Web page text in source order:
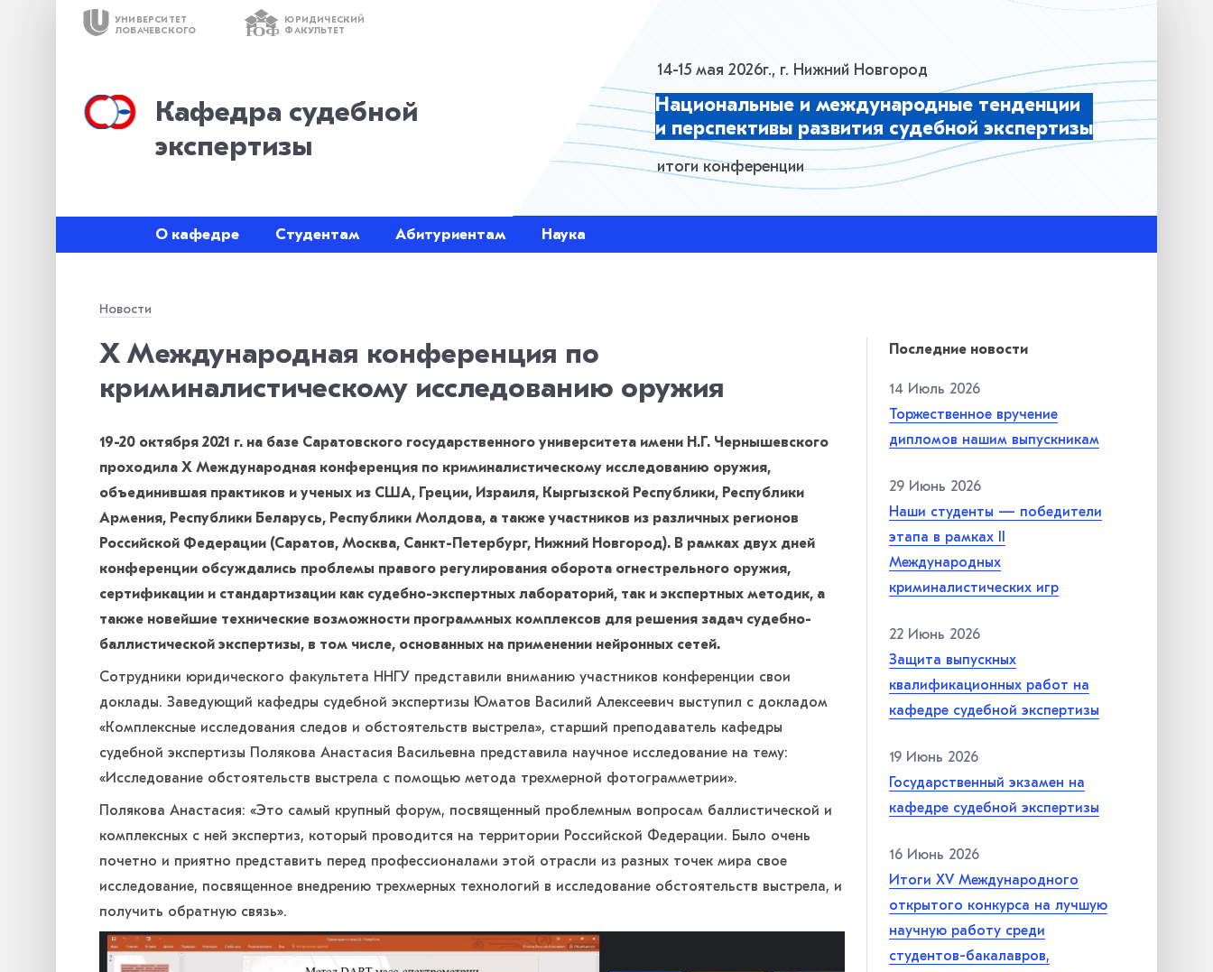
УНИВЕРСИТЕТ
ЛОБАЧЕВСКОГО
ЮФ
ЮРИДИЧЕСКИЙ
ФАКУЛЬТЕТ
Кафедра судебной
экспертизы
Национальные и международные тенденции
и перспективы развития судебной экспертизы
14-15 мая 2026г., г. Нижний Новгород
итоги конференции
О кафедре Студентам Абитуриентам Наука
Новости
X Международная конференция по
криминалистическому исследованию оружия
19-20 октября 2021 г. на базе Саратовского государственного университета имени Н.Г. Чернышевского
проходила X Международная конференция по криминалистическому исследованию оружия,
объединившая практиков и ученых из США, Греции, Израиля, Кыргызской Республики, Республики
Армения, Республики Беларусь, Республики Молдова, а также участников из различных регионов
Российской Федерации (Саратов, Москва, Санкт-Петербург, Нижний Новгород). В рамках двух дней
конференции обсуждались проблемы правого регулирования оборота огнестрельного оружия,
сертификации и стандартизации как судебно-экспертных лабораторий, так и экспертных методик, а
также новейшие технические возможности программных комплексов для решения задач судебно-
баллистической экспертизы, в том числе, основанных на применении нейронных сетей.
Сотрудники юридического факультета ННГУ представили вниманию участников конференции свои
доклады. Заведующий кафедры судебной экспертизы Юматов Василий Алексеевич выступил с докладом
«Комплексные исследования следов и обстоятельств выстрела», старший преподаватель кафедры
судебной экспертизы Полякова Анастасия Васильевна представила научное исследование на тему:
«Исследование обстоятельств выстрела с помощью метода трехмерной фотограмметрии».
Полякова Анастасия: «Это самый крупный форум, посвященный проблемным вопросам баллистической и
комплексных с ней экспертиз, который проводится на территории Российской Федерации. Было очень
почетно и приятно представить перед профессионалами этой отрасли из разных точек мира свое
исследование, посвященное внедрению трехмерных технологий в исследование обстоятельств выстрела, и
получить обратную связь».
Последние новости
14 Июль 2026
Торжественное вручение
дипломов нашим выпускникам
29 Июнь 2026
Наши студенты — победители
этапа в рамках II
Международных
криминалистических игр
22 Июнь 2026
Защита выпускных
квалификационных работ на
кафедре судебной экспертизы
19 Июнь 2026
Государственный экзамен на
кафедре судебной экспертизы
16 Июнь 2026
Итоги XV Международного
открытого конкурса на лучшую
научную работу среди
студентов-бакалавров,